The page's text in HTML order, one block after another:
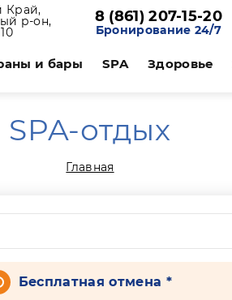
Край,
р-он, 8 (861) 207-15-20
Бронирование 24/7
и бары SPA Здоровье
SPA-отдых
Главная
Бесплатная отмена *